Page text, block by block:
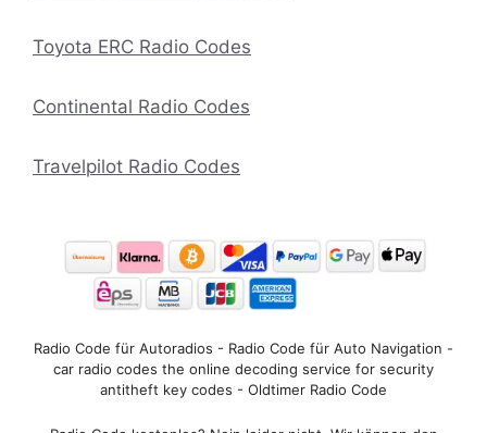
Toyota ERC Radio Codes
Continental Radio Codes
Travelpilot Radio Codes
Radio Code für Autoradios - Radio Code für Auto Navigation -
car radio codes the online decoding service for security
antitheft key codes - Oldtimer Radio Code